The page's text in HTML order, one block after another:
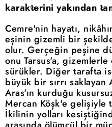
karakterini yakından
Cemre'nin hayatı,
eşinin gizemli bir
olur. Gerçeğin peşine
onu Tarsus'a,
sürükler. Diğer tarafta
büyük bir sırrı saklayan
Aras'ın kurduğu
Mercan Köşk'e gelişiyle
İkilinin yolları